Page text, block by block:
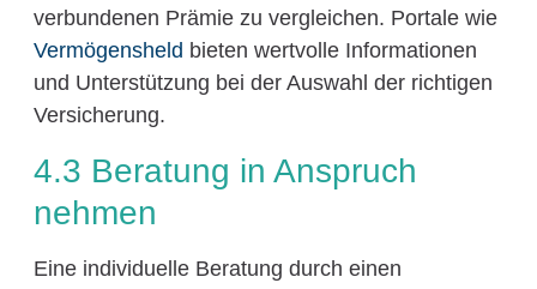
verbundenen Prämie zu vergleichen. Portale wie
Vermögensheld bieten wertvolle Informationen
und Unterstützung bei der Auswahl der richtigen
Versicherung.
4.3 Beratung in Anspruch
nehmen
Eine individuelle Beratung durch einen